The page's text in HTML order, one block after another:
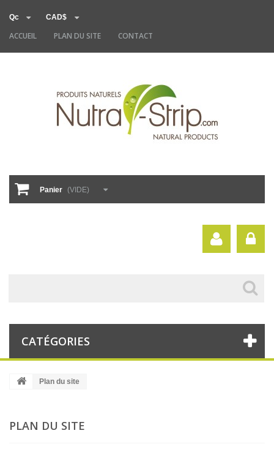
Qc CAD$
ACCUEIL PLAN DU SITE CONTACT
Panier (VIDE)
CATÉGORIES
Plan du site
PLAN DU SITE